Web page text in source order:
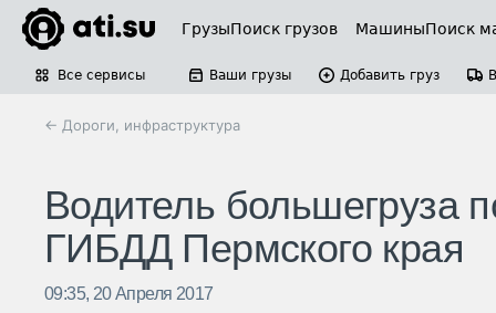
ГрузыПоиск грузов МашиныПоиск
Все сервисы Ваши грузы Добавить груз
← Дороги, инфраструктура
Водитель большегруза
ГИБДД Пермского края
09:35, 20 Апреля 2017